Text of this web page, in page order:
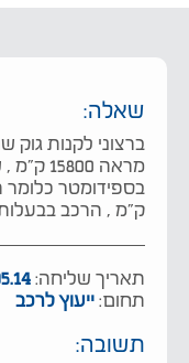
שאלה:
מראה
בספידומטר כלומר
ק״מ , הרכב
תאריך שליחה:
תחום:ייעוץ לרכב
תשובה: